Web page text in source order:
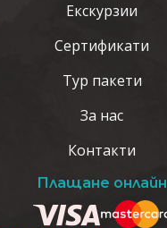
Екскурзии
Сертификати
Тур пакети
За нас
Контакти
Плащане онлайн